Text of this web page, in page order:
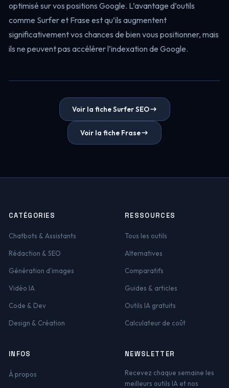
optimisé sur vos positions Google. L’avantage d’outils
comme Surfer et Frase est qu’ils augmentent
significativement vos chances de bien vous positionner, mais
ils ne peuvent pas accélérer l’indexation de Google.
Voir la fiche Surfer SEO
Voir la fiche Frase
CATÉGORIES
Chatbots & Assistants
Rédaction & SEO
Génération d'images
Vidéo IA
Code & Dev
Design & Création
RESSOURCES
Tous les outils
Alternatives
Comparatifs
Guides & articles
Outils IA gratuits
Calculateur de coût
INFOS
À propos
NEWSLETTER
Recevez chaque semaine les
meilleurs outils IA et nos